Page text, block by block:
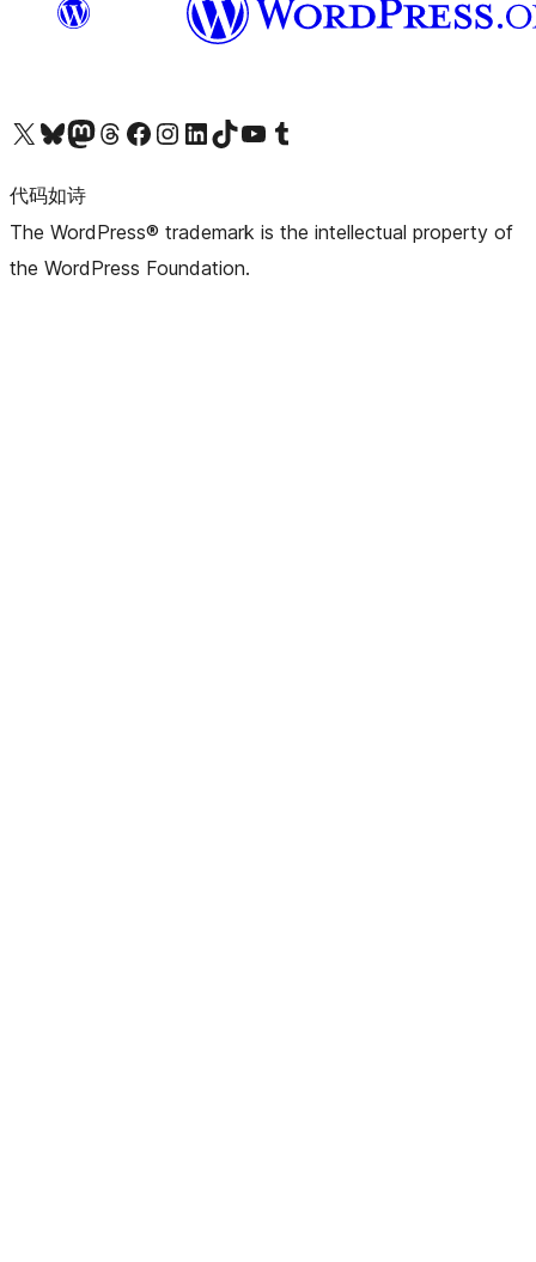
关注我们的 X（原 Twitter）账号访问我们的 Bluesky 账号关注我们的 Mastodon 账号访问我们的 Threads 账号 访问我们的 Facebook 公共主页关注我们的 Instagram 账号 关注我们的 LinkedIn 主页访问我们的 TikTok 账号访问我们的 YouTube 频道 访问我们的 Tumblr 账号
代码如诗
The WordPress® trademark is the intellectual property of
the WordPress Foundation.